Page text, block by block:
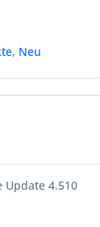
, Neu
Update 4.510